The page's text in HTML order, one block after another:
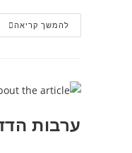
להמשך קריאה
ערבות